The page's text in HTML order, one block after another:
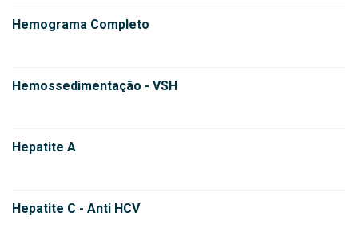
Hemograma Completo
Hemossedimentação - VSH
Hepatite A
Hepatite C - Anti HCV